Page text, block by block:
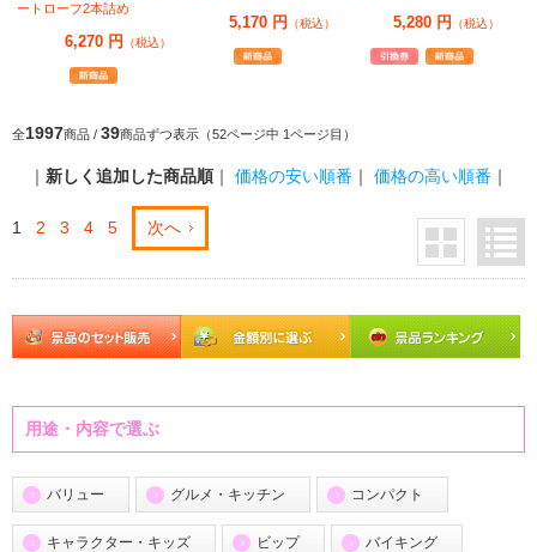
ートローフ2本詰め
6,270 円 （税込）
5,170 円 （税込） 5,280 円 （税込）
全1997商品 / 39商品ずつ表示（52ページ中 1ページ目）
｜ 新しく追加した商品順 ｜ 価格の安い順番 ｜ 価格の高い順番 ｜
1 2 3 4 5 次へ
用途・内容で選ぶ
バリュー グルメ・キッチン コンパクト
キャラクター・キッズ ビップ バイキング